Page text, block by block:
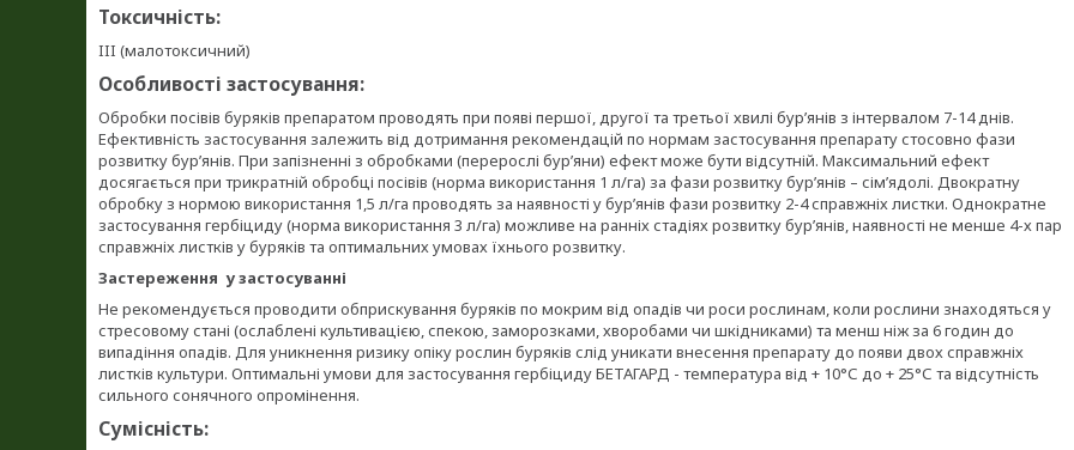
Токсичність:
III (малотоксичний)
Особливості застосування:
Обробки посівів буряків препаратом проводять при появі першої, другої та третьої хвилі бур’янів з інтервалом 7-14 днів.
Ефективність застосування залежить від дотримання рекомендацій по нормам застосування препарату стосовно фази
розвитку бур’янів. При запізненні з обробками (перерослі бур’яни) ефект може бути відсутній. Максимальний ефект
досягається при трикратній обробці посівів (норма використання 1 л/га) за фази розвитку бур’янів – сім’ядолі. Двократну
обробку з нормою використання 1,5 л/га проводять за наявності у бур’янів фази розвитку 2-4 справжніх листки. Однократне
застосування гербіциду (норма використання 3 л/га) можливе на ранніх стадіях розвитку бур’янів, наявності не менше 4-х пар
справжніх листків у буряків та оптимальних умовах їхнього розвитку.
Застереження у застосуванні
Не рекомендується проводити обприскування буряків по мокрим від опадів чи роси рослинам, коли рослини знаходяться у
стресовому стані (ослаблені культивацією, спекою, заморозками, хворобами чи шкідниками) та менш ніж за 6 годин до
випадіння опадів. Для уникнення ризику опіку рослин буряків слід уникати внесення препарату до появи двох справжніх
листків культури. Оптимальні умови для застосування гербіциду БЕТАГАРД - температура від + 10°С до + 25°С та відсутність
сильного сонячного опромінення.
Сумісність: